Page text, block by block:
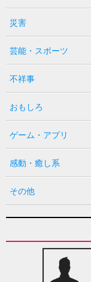
災害
芸能・スポーツ
不祥事
おもしろ
ゲーム・アプリ
感動・癒し系
その他